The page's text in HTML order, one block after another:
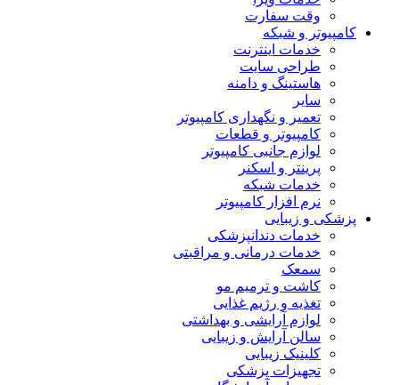
وقت سفارت
کامپیوتر و شبکه
خدمات اینترنت
طراحی سایت
هاستینگ و دامنه
سایر
تعمیر و نگهداری کامپیوتر
کامپیوتر و قطعات
لوازم جانبی کامپیوتر
پرینتر و اسکنر
خدمات شبکه
نرم افزار کامپیوتر
پزشکی و زیبایی
خدمات دندانپزشکی
خدمات درمانی و مراقبتی
سمعک
کاشت و ترمیم مو
تغذیه و رژیم غذایی
لوازم آرایشی و بهداشتی
سالن آرایش و زیبایی
کلینیک زیبایی
تجهیزات پزشکی